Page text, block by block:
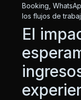
Booking,
los flujos de
El